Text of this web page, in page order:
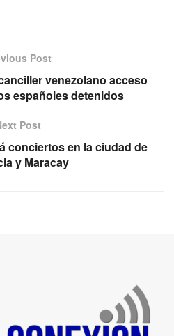
Post
venezolano acceso
españoles detenidos
Post
conciertos en la ciudad de
y Maracay